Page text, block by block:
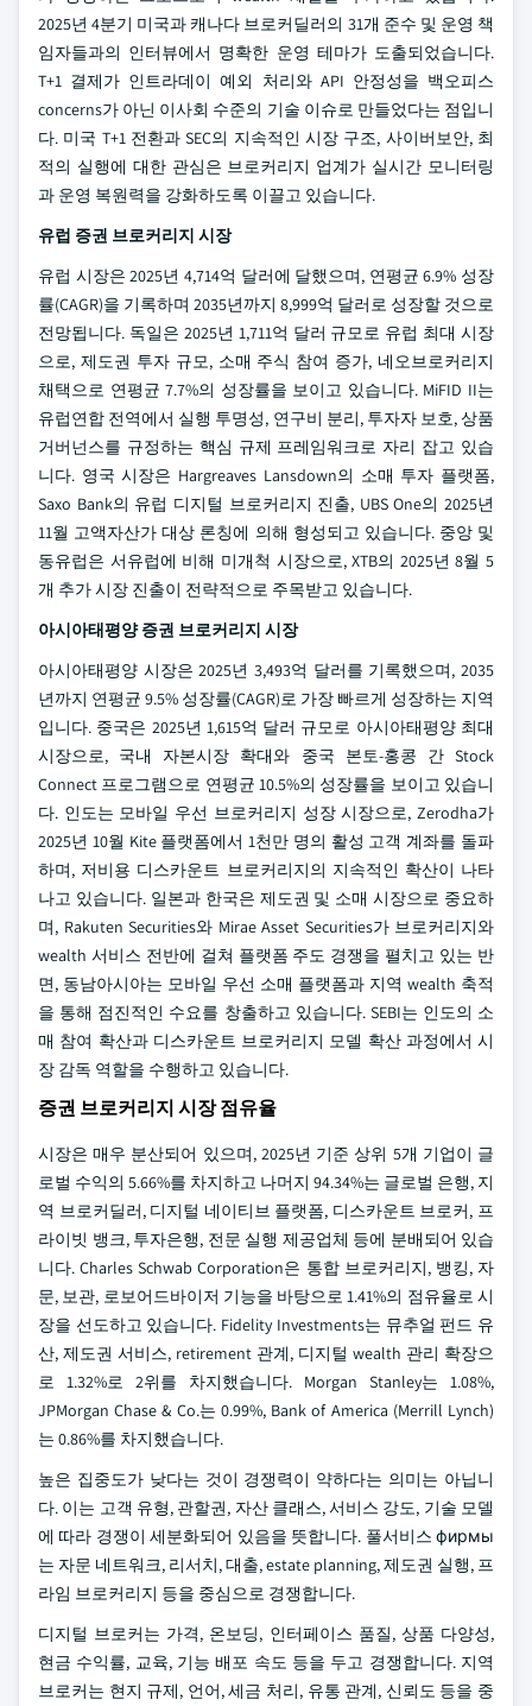
2025년 4분기 미국과 캐나다 브로커딜러의 31개 준수 및 운영 책
임자들과의 인터뷰에서 명확한 운영 테마가 도출되었습니다.
T+1 결제가 인트라데이 예외 처리와 API 안정성을 백오피스
concerns가 아닌 이사회 수준의 기술 이슈로 만들었다는 점입니
다. 미국 T+1 전환과 SEC의 지속적인 시장 구조, 사이버보안, 최
적의 실행에 대한 관심은 브로커리지 업계가 실시간 모니터링
과 운영 복원력을 강화하도록 이끌고 있습니다.
유럽 증권 브로커리지 시장
유럽 시장은 2025년 4,714억 달러에 달했으며, 연평균 6.9% 성장
률(CAGR)을 기록하며 2035년까지 8,999억 달러로 성장할 것으로
전망됩니다. 독일은 2025년 1,711억 달러 규모로 유럽 최대 시장
으로, 제도권 투자 규모, 소매 주식 참여 증가, 네오브로커리지
채택으로 연평균 7.7%의 성장률을 보이고 있습니다. MiFID II는
유럽연합 전역에서 실행 투명성, 연구비 분리, 투자자 보호, 상품
거버넌스를 규정하는 핵심 규제 프레임워크로 자리 잡고 있습
니다. 영국 시장은 Hargreaves Lansdown의 소매 투자 플랫폼,
Saxo Bank의 유럽 디지털 브로커리지 진출, UBS One의 2025년
11월 고액자산가 대상 론칭에 의해 형성되고 있습니다. 중앙 및
동유럽은 서유럽에 비해 미개척 시장으로, XTB의 2025년 8월 5
개 추가 시장 진출이 전략적으로 주목받고 있습니다.
아시아태평양 증권 브로커리지 시장
아시아태평양 시장은 2025년 3,493억 달러를 기록했으며, 2035
년까지 연평균 9.5% 성장률(CAGR)로 가장 빠르게 성장하는 지역
입니다. 중국은 2025년 1,615억 달러 규모로 아시아태평양 최대
시장으로, 국내 자본시장 확대와 중국 본토-홍콩 간 Stock
Connect 프로그램으로 연평균 10.5%의 성장률을 보이고 있습니
다. 인도는 모바일 우선 브로커리지 성장 시장으로, Zerodha가
2025년 10월 Kite 플랫폼에서 1천만 명의 활성 고객 계좌를 돌파
하며, 저비용 디스카운트 브로커리지의 지속적인 확산이 나타
나고 있습니다. 일본과 한국은 제도권 및 소매 시장으로 중요하
며, Rakuten Securities와 Mirae Asset Securities가 브로커리지와
wealth 서비스 전반에 걸쳐 플랫폼 주도 경쟁을 펼치고 있는 반
면, 동남아시아는 모바일 우선 소매 플랫폼과 지역 wealth 축적
을 통해 점진적인 수요를 창출하고 있습니다. SEBI는 인도의 소
매 참여 확산과 디스카운트 브로커리지 모델 확산 과정에서 시
장 감독 역할을 수행하고 있습니다.
증권 브로커리지 시장 점유율
시장은 매우 분산되어 있으며, 2025년 기준 상위 5개 기업이 글
로벌 수익의 5.66%를 차지하고 나머지 94.34%는 글로벌 은행, 지
역 브로커딜러, 디지털 네이티브 플랫폼, 디스카운트 브로커, 프
라이빗 뱅크, 투자은행, 전문 실행 제공업체 등에 분배되어 있습
니다. Charles Schwab Corporation은 통합 브로커리지, 뱅킹, 자
문, 보관, 로보어드바이저 기능을 바탕으로 1.41%의 점유율로 시
장을 선도하고 있습니다. Fidelity Investments는 뮤추얼 펀드 유
산, 제도권 서비스, retirement 관계, 디지털 wealth 관리 확장으
로 1.32%로 2위를 차지했습니다. Morgan Stanley는 1.08%,
JPMorgan Chase & Co.는 0.99%, Bank of America (Merrill Lynch)
는 0.86%를 차지했습니다.
높은 집중도가 낮다는 것이 경쟁력이 약하다는 의미는 아닙니
다. 이는 고객 유형, 관할권, 자산 클래스, 서비스 강도, 기술 모델
에 따라 경쟁이 세분화되어 있음을 뜻합니다. 풀서비스 фирмы
는 자문 네트워크, 리서치, 대출, estate planning, 제도권 실행, 프
라임 브로커리지 등을 중심으로 경쟁합니다.
디지털 브로커는 가격, 온보딩, 인터페이스 품질, 상품 다양성,
현금 수익률, 교육, 기능 배포 속도 등을 두고 경쟁합니다. 지역
브로커는 현지 규제, 언어, 세금 처리, 유통 관계, 신뢰도 등을 중